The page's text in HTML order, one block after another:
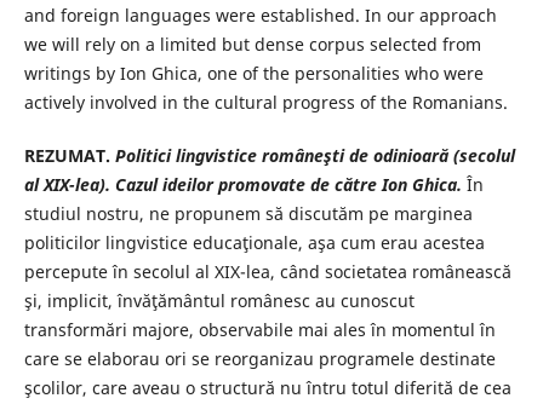
and foreign languages were established. In our approach
we will rely on a limited but dense corpus selected from
writings by Ion Ghica, one of the personalities who were
actively involved in the cultural progress of the Romanians.
REZUMAT. Politici lingvistice româneşti de odinioară (secolul
al XIX-lea). Cazul ideilor promovate de către Ion Ghica. În
studiul nostru, ne propunem să discutăm pe marginea
politicilor lingvistice educaţionale, aşa cum erau acestea
percepute în secolul al XIX-lea, când societatea românească
şi, implicit, învăţământul românesc au cunoscut
transformări majore, observabile mai ales în momentul în
care se elaborau ori se reorganizau programele destinate
şcolilor, care aveau o structură nu întru totul diferită de cea